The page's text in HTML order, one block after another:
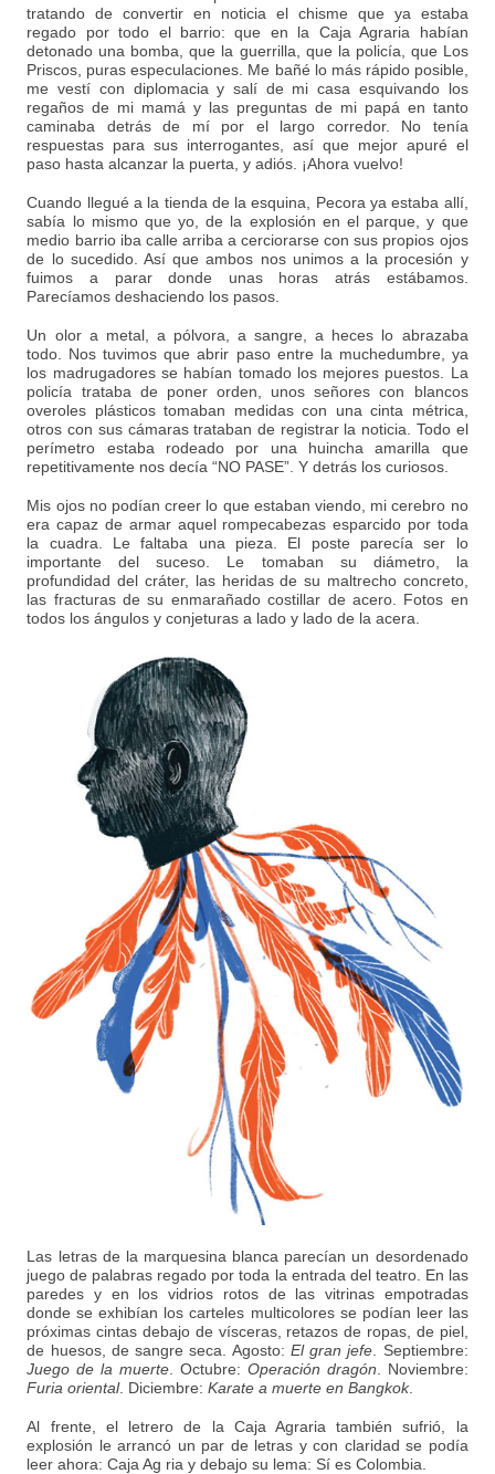
tratando de convertir en noticia el chisme que ya estaba
regado por todo el barrio: que en la Caja Agraria habían
detonado una bomba, que la guerrilla, que la policía, que Los
Priscos, puras especulaciones. Me bañé lo más rápido posible,
me vestí con diplomacia y salí de mi casa esquivando los
regaños de mi mamá y las preguntas de mi papá en tanto
caminaba detrás de mí por el largo corredor. No tenía
respuestas para sus interrogantes, así que mejor apuré el
paso hasta alcanzar la puerta, y adiós. ¡Ahora vuelvo!
Cuando llegué a la tienda de la esquina, Pecora ya estaba allí,
sabía lo mismo que yo, de la explosión en el parque, y que
medio barrio iba calle arriba a cerciorarse con sus propios ojos
de lo sucedido. Así que ambos nos unimos a la procesión y
fuimos a parar donde unas horas atrás estábamos.
Parecíamos deshaciendo los pasos.
Un olor a metal, a pólvora, a sangre, a heces lo abrazaba
todo. Nos tuvimos que abrir paso entre la muchedumbre, ya
los madrugadores se habían tomado los mejores puestos. La
policía trataba de poner orden, unos señores con blancos
overoles plásticos tomaban medidas con una cinta métrica,
otros con sus cámaras trataban de registrar la noticia. Todo el
perímetro estaba rodeado por una huincha amarilla que
repetitivamente nos decía “NO PASE”. Y detrás los curiosos.
Mis ojos no podían creer lo que estaban viendo, mi cerebro no
era capaz de armar aquel rompecabezas esparcido por toda
la cuadra. Le faltaba una pieza. El poste parecía ser lo
importante del suceso. Le tomaban su diámetro, la
profundidad del cráter, las heridas de su maltrecho concreto,
las fracturas de su enmarañado costillar de acero. Fotos en
todos los ángulos y conjeturas a lado y lado de la acera.
Las letras de la marquesina blanca parecían un desordenado
juego de palabras regado por toda la entrada del teatro. En las
paredes y en los vidrios rotos de las vitrinas empotradas
donde se exhibían los carteles multicolores se podían leer las
próximas cintas debajo de vísceras, retazos de ropas, de piel,
de huesos, de sangre seca. Agosto: El gran jefe . Septiembre:
Juego de la muerte . Octubre: Operación dragón . Noviembre:
Furia oriental. Diciembre:Karate a muerte en Bangkok.
Al frente, el letrero de la Caja Agraria también sufrió, la
explosión le arrancó un par de letras y con claridad se podía
leer ahora: Caja Ag ria y debajo su lema: Sí es Colombia.